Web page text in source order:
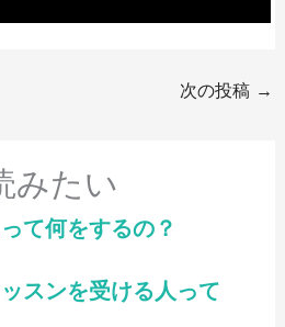
次の投稿 →
みたい
て何をするの？